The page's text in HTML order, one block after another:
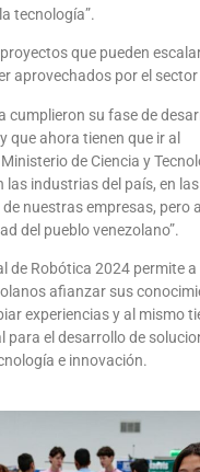
tecnología”.
que pueden
aprovechados por el
cumplieron su fase de
que ahora tienen que ir al
de Ciencia y
las industrias del país, en
nuestras empresas, pero
del pueblo venezolano”.
de Robótica 2024 permite a
afianzar sus
experiencias y al mismo
para el desarrollo de
e innovación.